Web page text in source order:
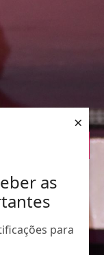
as
para
×